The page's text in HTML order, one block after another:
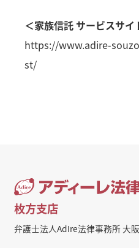
＜家族信託 サービスサイ
https://www.adire-
st/
枚方支店
弁護士法人AdIre法律事務所 大